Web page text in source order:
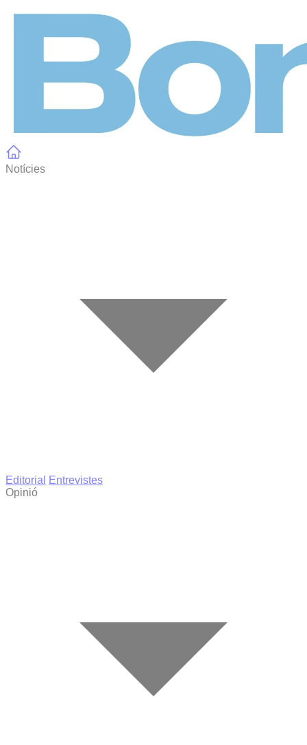
Notícies
Editorial
Entrevistes
Opinió